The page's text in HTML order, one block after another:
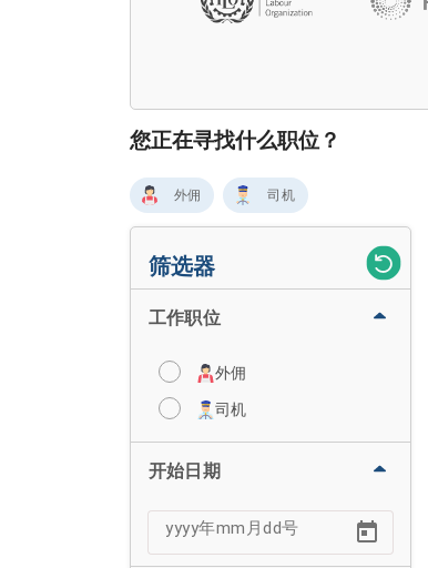
您正在寻找什么职位？
外佣 司机
筛选器
工作职位
外佣
司机
开始日期